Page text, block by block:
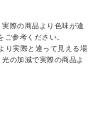
際の商品より色味が違
参考ください。
り実際と違って見える場
の加減で実際の商品よ